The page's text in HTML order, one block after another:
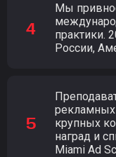
Мы
практики.
России,
рекламных
крупных
наград и
Miami Ad